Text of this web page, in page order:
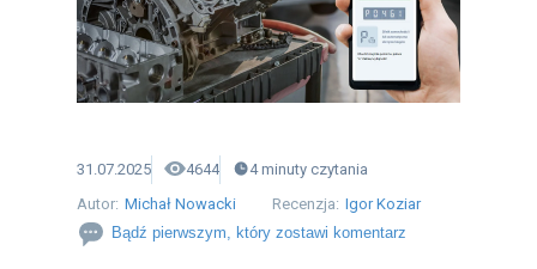
31.07.2025 4644 4 minuty czytania
Autor: Michał Nowacki Recenzja: Igor Koziar
Bądź pierwszym, który zostawi komentarz